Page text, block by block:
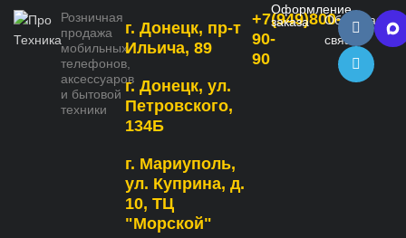
Розничная
продажа
мобильных
телефонов,
аксессуаров
и бытовой
техники
г. Донецк, пр-т
Ильича, 89
г. Донецк, ул.
Петровского,
134Б
г. Мариуполь,
ул. Куприна, д.
10, ТЦ
"Морской"
+7(949)800-
90-
90
Оформление
заказа
Обратная
связь